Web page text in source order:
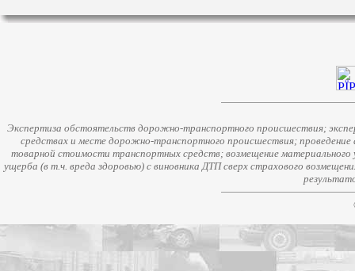
Экспертиза обстоятельств дорожно-транспортного происшествия;
средствах и месте дорожно-транспортного происшествия;
товарной стоимости транспортных средств; возмещение
ущерба (в т.ч. вреда здоровью) с виновника ДТП сверх страхового